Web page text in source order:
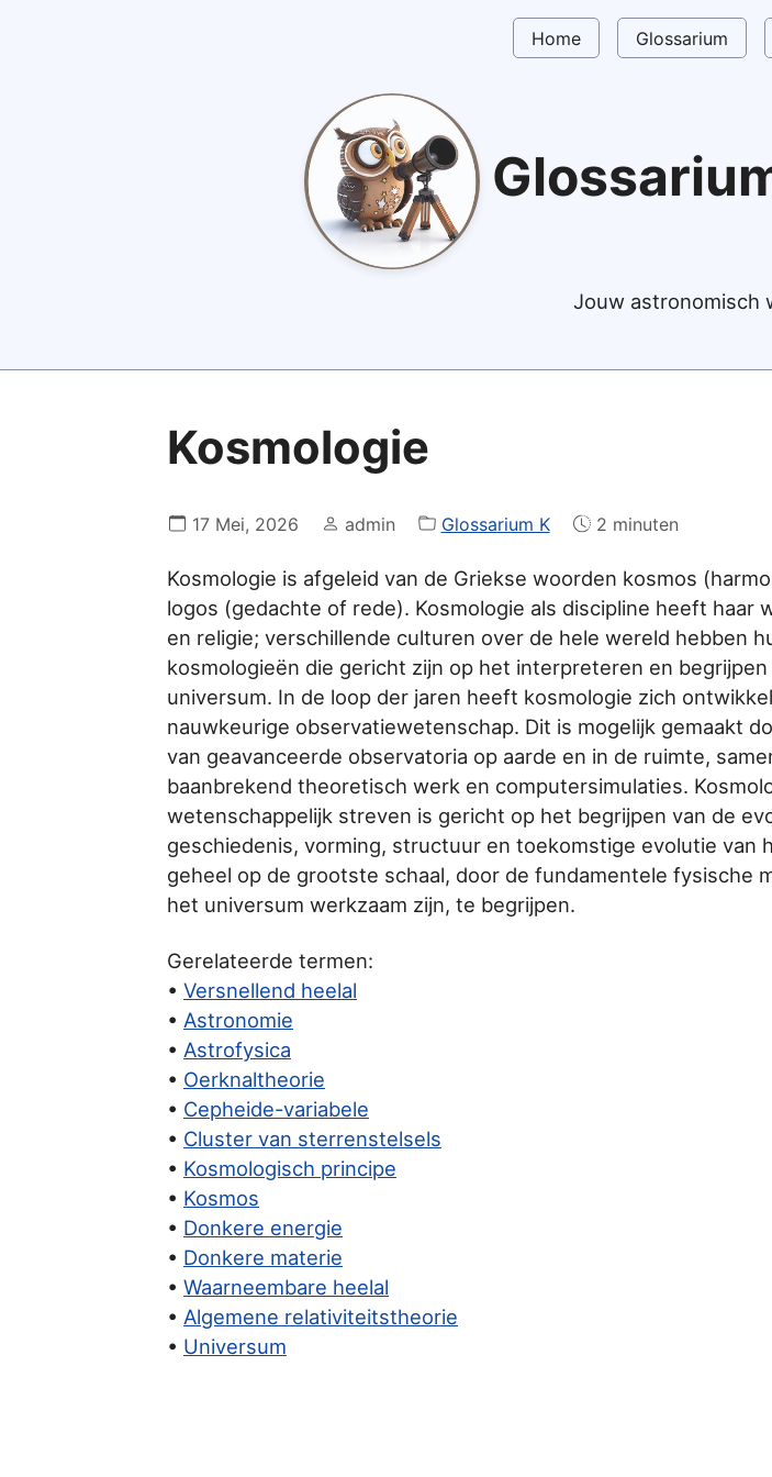
Home Glossarium
Jouw astronomisch
Kosmologie
17 Mei, 2026 admin Glossarium K 2 minuten
Kosmologie is afgeleid van de Griekse woorden kosmos
logos (gedachte of rede). Kosmologie als discipline heeft haar
en religie; verschillende culturen over de hele wereld hebben
kosmologieën die gericht zijn op het interpreteren en begrijpen
universum. In de loop der jaren heeft kosmologie zich
nauwkeurige observatiewetenschap. Dit is mogelijk gemaakt
van geavanceerde observatoria op aarde en in de ruimte,
baanbrekend theoretisch werk en computersimulaties.
wetenschappelijk streven is gericht op het begrijpen van de
geschiedenis, vorming, structuur en toekomstige evolutie van
geheel op de grootste schaal, door de fundamentele fysische
het universum werkzaam zijn, te begrijpen.
Gerelateerde termen:
• Versnellend heelal
• Astronomie
• Astrofysica
• Oerknaltheorie
• Cepheide-variabele
• Cluster van sterrenstelsels
• Kosmologisch principe
• Kosmos
• Donkere energie
• Donkere materie
• Waarneembare heelal
• Algemene relativiteitstheorie
• Universum